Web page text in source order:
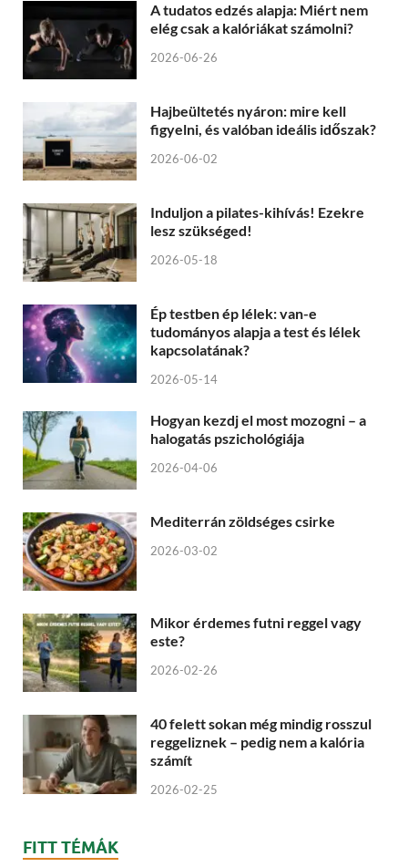
A tudatos edzés alapja: Miért nem
elég csak a kalóriákat számolni?
2026-06-26
Hajbeültetés nyáron: mire kell
figyelni, és valóban ideális időszak?
2026-06-02
Induljon a pilates-kihívás! Ezekre
lesz szükséged!
2026-05-18
Ép testben ép lélek: van-e
tudományos alapja a test és lélek
kapcsolatának?
2026-05-14
Hogyan kezdj el most mozogni – a
halogatás pszichológiája
2026-04-06
Mediterrán zöldséges csirke
2026-03-02
Mikor érdemes futni reggel vagy
este?
2026-02-26
40 felett sokan még mindig rosszul
reggeliznek – pedig nem a kalória
számít
2026-02-25
FITT TÉMÁK